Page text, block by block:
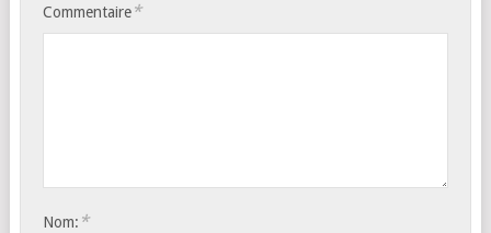
Commentaire*
Nom: *